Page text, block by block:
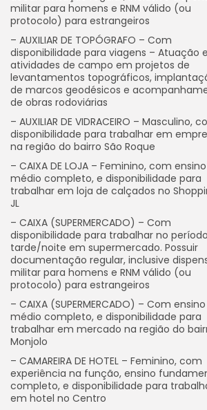
militar para homens e RNM válido (ou
protocolo) para estrangeiros
– AUXILIAR DE TOPÓGRAFO – Com
disponibilidade para viagens – Atuação
atividades de campo em projetos de
levantamentos topográficos,
de marcos geodésicos e
de obras rodoviárias
– AUXILIAR DE VIDRACEIRO – Masculino,
disponibilidade para trabalhar em
na região do bairro São Roque
– CAIXA DE LOJA – Feminino, com ensino
médio completo, e disponibilidade para
trabalhar em loja de calçados no
JL
– CAIXA (SUPERMERCADO) – Com
disponibilidade para trabalhar no
tarde/noite em supermercado. Possuir
documentação regular, inclusive
militar para homens e RNM válido (ou
protocolo) para estrangeiros
– CAIXA (SUPERMERCADO) – Com ensino
médio completo, e disponibilidade para
trabalhar em mercado na região do
Monjolo
– CAMAREIRA DE HOTEL – Feminino, com
experiência na função, ensino
completo, e disponibilidade para
em hotel no Centro